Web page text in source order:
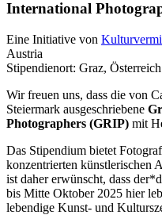
International
Eine Initiative von
Austria
Stipendienort: Graz, Österreich
Wir freuen uns, dass die von
Steiermark ausgeschriebene
Photographers (GRIP) mit
Das Stipendium bietet
konzentrierten künstlerischen
ist daher erwünscht, dass
bis Mitte Oktober 2025 hier
lebendige Kunst- und